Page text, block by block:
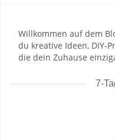
Willkommen auf dem
du kreative Ideen, DIY-
die dein Zuhause
7-